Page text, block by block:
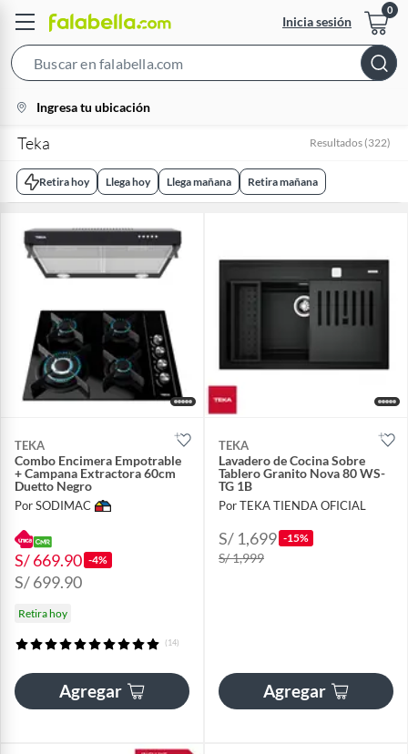
Inicia sesión
Bar
location-
icon
Ingresa tu ubicación
Teka Resultados (322)
Retira hoy Llega hoy Llega mañana Retira mañana
TEKA
Combo Encimera Empotrable
+ Campana Extractora 60cm
Duetto Negro
Por SODIMAC
S/ 669.90 -4%
S/ 699.90
Retira hoy
(14)
Agregar
TEKA
Lavadero de Cocina Sobre
Tablero Granito Nova 80 WS-
TG 1B
Por TEKA TIENDA OFICIAL
S/ 1,699 -15%
S/ 1,999
Agregar